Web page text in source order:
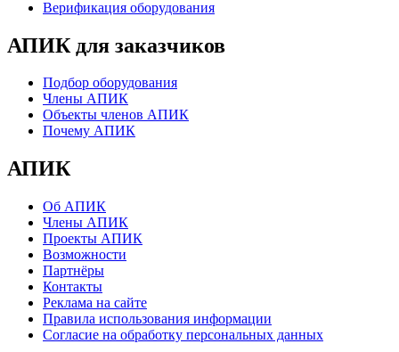
Верификация оборудования
АПИК для заказчиков
Подбор оборудования
Члены АПИК
Объекты членов АПИК
Почему АПИК
АПИК
Об АПИК
Члены АПИК
Проекты АПИК
Возможности
Партнёры
Контакты
Реклама на сайте
Правила использования информации
Согласие на обработку персональных данных